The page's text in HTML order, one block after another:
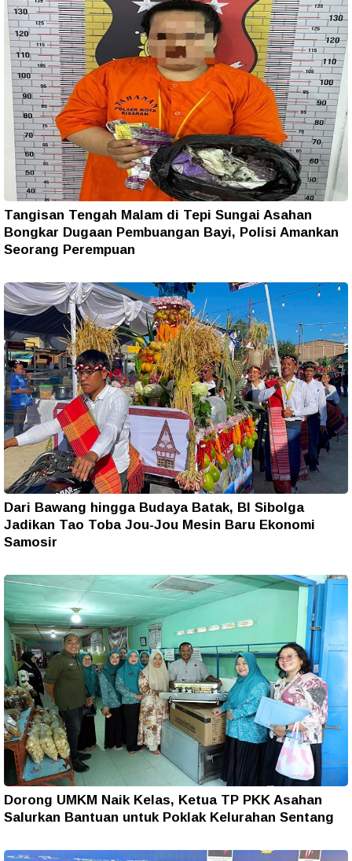
Tangisan Tengah Malam di Tepi Sungai Asahan
Bongkar Dugaan Pembuangan Bayi, Polisi Amankan
Seorang Perempuan
Dari Bawang hingga Budaya Batak, BI Sibolga
Jadikan Tao Toba Jou-Jou Mesin Baru Ekonomi
Samosir
Dorong UMKM Naik Kelas, Ketua TP PKK Asahan
Salurkan Bantuan untuk Poklak Kelurahan Sentang